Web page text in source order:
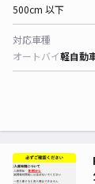
500cm 以下
対応車種
オートバイ軽自動